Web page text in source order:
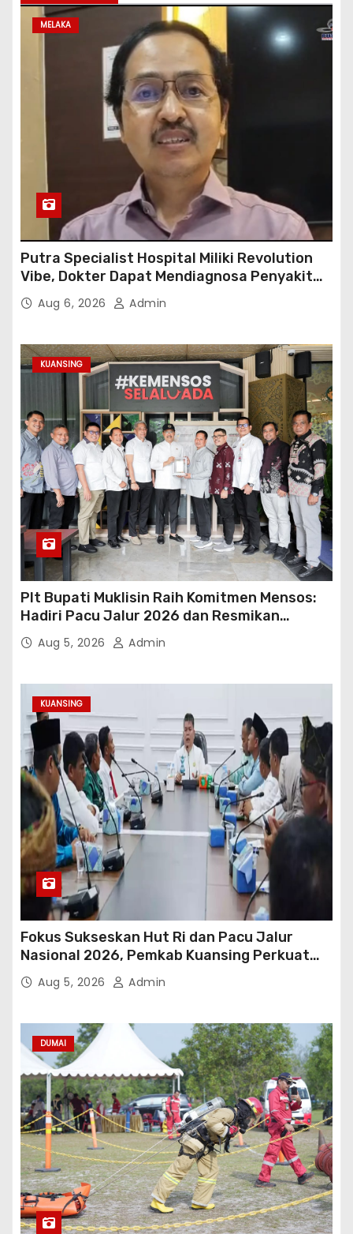
MELAKA
Putra Specialist Hospital Miliki Revolution
Vibe, Dokter Dapat Mendiagnosa Penyakit
dengan Tepat
Aug 6, 2026 Admin
KUANSING
Plt Bupati Muklisin Raih Komitmen Mensos:
Hadiri Pacu Jalur 2026 dan Resmikan
Sekolah Rakyat Kuansing
Aug 5, 2026 Admin
KUANSING
Fokus Sukseskan Hut Ri dan Pacu Jalur
Nasional 2026, Pemkab Kuansing Perkuat
Sinergi Antarwilayah
Aug 5, 2026 Admin
DUMAI